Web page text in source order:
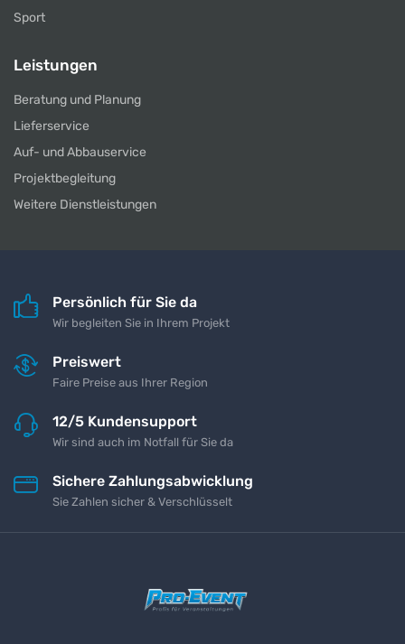
Sport
Leistungen
Beratung und Planung
Lieferservice
Auf- und Abbauservice
Projektbegleitung
Weitere Dienstleistungen
Persönlich für Sie da
Wir begleiten Sie in Ihrem Projekt
Preiswert
Faire Preise aus Ihrer Region
12/5 Kundensupport
Wir sind auch im Notfall für Sie da
Sichere Zahlungsabwicklung
Sie Zahlen sicher & Verschlüsselt